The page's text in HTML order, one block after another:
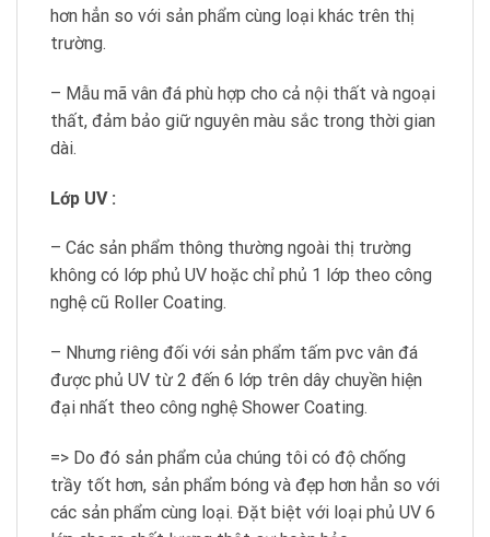
hơn hẳn so với sản phẩm cùng loại khác trên thị
trường.
– Mẫu mã vân đá phù hợp cho cả nội thất và ngoại
thất, đảm bảo giữ nguyên màu sắc trong thời gian
dài.
Lớp UV :
– Các sản phẩm thông thường ngoài thị trường
không có lớp phủ UV hoặc chỉ phủ 1 lớp theo công
nghệ cũ Roller Coating.
– Nhưng riêng đối với sản phẩm tấm pvc vân đá
được phủ UV từ 2 đến 6 lớp trên dây chuyền hiện
đại nhất theo công nghệ Shower Coating.
=> Do đó sản phẩm của chúng tôi có độ chống
trầy tốt hơn, sản phẩm bóng và đẹp hơn hẳn so với
các sản phẩm cùng loại. Đặt biệt với loại phủ UV 6